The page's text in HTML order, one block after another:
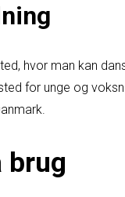
hvor man kan
for unge og
brug